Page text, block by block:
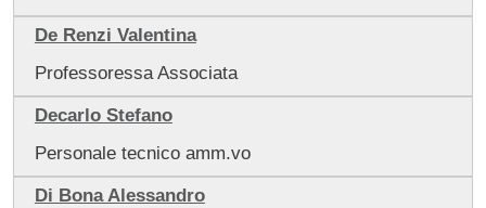
De Renzi Valentina
Professoressa Associata
Decarlo Stefano
Personale tecnico amm.vo
Di Bona Alessandro